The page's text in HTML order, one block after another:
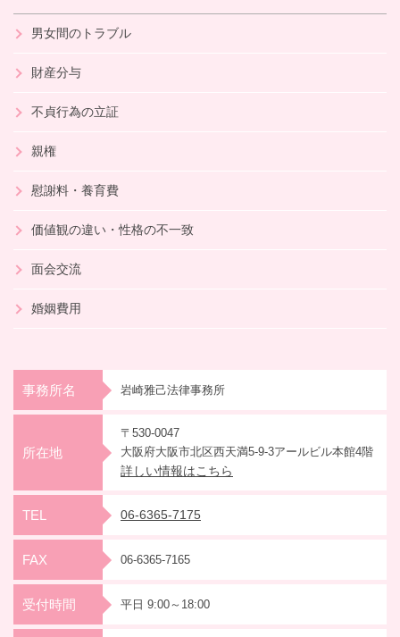
男女間のトラブル
財産分与
不貞行為の立証
親権
慰謝料・養育費
価値観の違い・性格の不一致
面会交流
婚姻費用
事務所名 岩崎雅己法律事務所
所在地
〒530-0047
大阪府大阪市北区西天満5-9-3アールビル本館4階
詳しい情報はこちら
TEL 06-6365-7175
FAX 06-6365-7165
受付時間 平日 9:00～18:00